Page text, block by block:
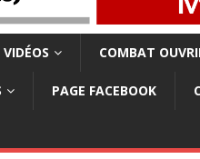
VIDÉOS COMBAT
PAGE FACEBOOK